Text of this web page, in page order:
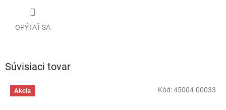
OPÝTAŤ SA
Súvisiaci tovar
Akcia Kód:45004-00033